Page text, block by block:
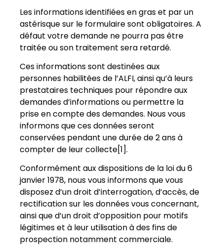
Les informations identifiées en gras et par un
astérisque sur le formulaire sont obligatoires. A
défaut votre demande ne pourra pas être
traitée ou son traitement sera retardé.
Ces informations sont destinées aux
personnes habilitées de l’ALFI, ainsi qu’à leurs
prestataires techniques pour répondre aux
demandes d’informations ou permettre la
prise en compte des demandes. Nous vous
informons que ces données seront
conservées pendant une durée de 2 ans à
compter de leur collecte[1].
Conformément aux dispositions de la loi du 6
janvier 1978, nous vous informons que vous
disposez d’un droit d’interrogation, d’accès, de
rectification sur les données vous concernant,
ainsi que d’un droit d’opposition pour motifs
légitimes et à leur utilisation à des fins de
prospection notamment commerciale.